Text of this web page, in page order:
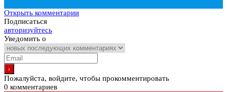
Открыть комментарии
Подписаться
авторизуйтесь
Уведомить о
Пожалуйста, войдите, чтобы прокомментировать
0 комментариев